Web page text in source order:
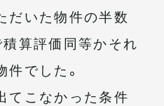
だいた物件の半数
算評価同等かそれ
でした。
てこなかった条件